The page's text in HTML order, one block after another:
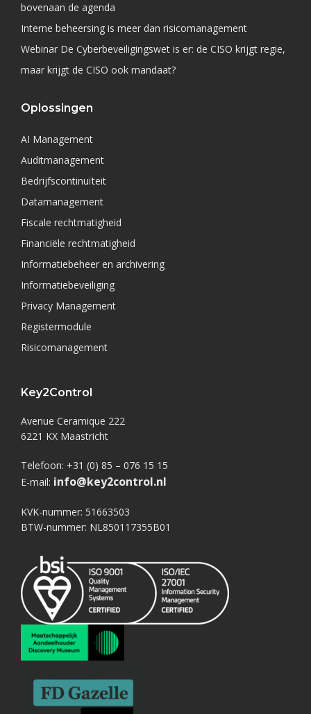
bovenaan de agenda
Interne beheersing is meer dan risicomanagement
Webinar De Cyberbeveiligingswet is er: de CISO krijgt regie,
maar krijgt de CISO ook mandaat?
Oplossingen
AI Management
Auditmanagement
Bedrijfscontinuïteit
Datamanagement
Fiscale rechtmatigheid
Financiële rechtmatigheid
Informatiebeheer en archivering
Informatiebeveiliging
Privacy Management
Registermodule
Risicomanagement
Key2Control
Avenue Ceramique 222
6221 KX Maastricht
Telefoon: +31 (0) 85 – 076 15 15
E-mail: info@key2control.nl
KVK-nummer: 51663503
BTW-nummer: NL850117355B01